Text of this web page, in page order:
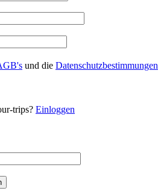
und die Datenschutzbestimmungen
trips? Einloggen